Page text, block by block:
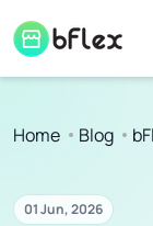
Home Blog
01 Jun, 2026